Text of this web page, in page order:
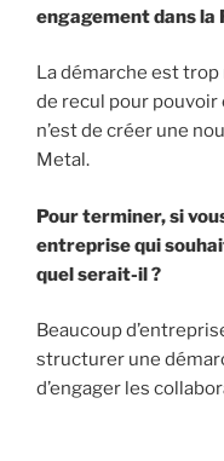
engagement dans la
La démarche est trop
de recul pour pouvoir
n’est de créer une
Metal.
Pour terminer, si
entreprise qui
quel serait-il ?
Beaucoup
structurer une
d’engager les